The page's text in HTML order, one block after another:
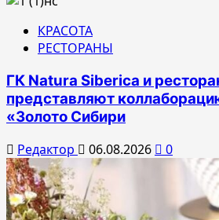
КРАСОТА
РЕСТОРАНЫ
ГК Natura Siberica и
представляют
«Золото Сибири
Редактор 06.08.2026 0